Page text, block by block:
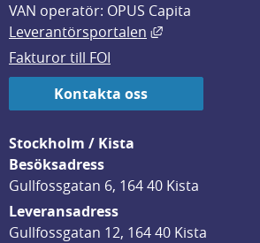
VAN operatör: OPUS Capita
Leverantörsportalen
Länk till
Fakturor till FOI
Kontakta oss
Stockholm / Kista
Besöksadress
Gullfossgatan 6, 164 40 Kista
Leveransadress
Gullfossgatan 12, 164 40 Kista